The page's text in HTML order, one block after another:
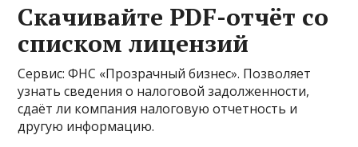
Скачивайте PDF-отчёт со
списком лицензий
Сервис: ФНС «Прозрачный бизнес». Позволяет
узнать сведения о налоговой задолженности,
сдаёт ли компания налоговую отчетность и
другую информацию.